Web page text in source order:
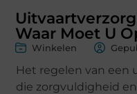
Waar Moet U
Winkelen
Het regelen van een
die zorgvuldigheid